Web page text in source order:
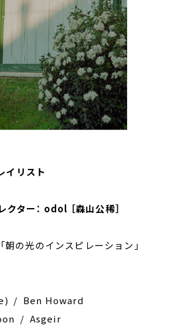
イリスト
ター： odol ［森山公稀］
の光のインスピレーション」
/ Ben Howard
/ Asgeir